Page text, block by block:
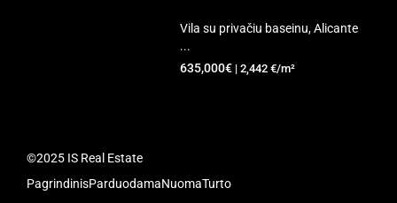
Vila su privačiu baseinu, Alicante
...
635,000€ | 2,442 €/m²
©2025 IS Real Estate
PagrindinisParduodamaNuomaTurto